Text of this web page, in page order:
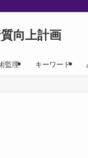
向上計画
監理 キーワード